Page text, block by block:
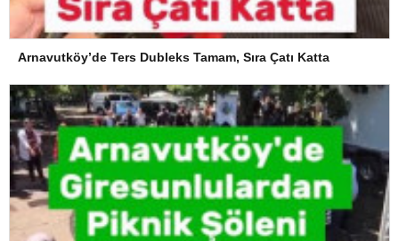
Arnavutköy’de Ters Dubleks Tamam, Sıra Çatı Katta